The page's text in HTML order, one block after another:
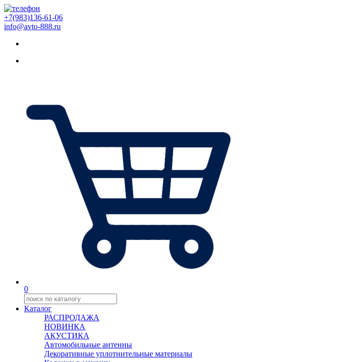
+7(983)136-61-06
info@avto-888.ru
0
Каталог
РАСПРОДАЖА
НОВИНКА
АКУСТИКА
Автомобильные антенны
Декоративные уплотнительные материалы